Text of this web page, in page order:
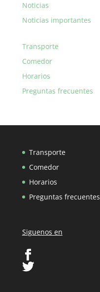
Noticias
Noticias importantes
Transporte
Comedor
Horarios
Preguntas frecuentes
Transporte
Comedor
Horarios
Preguntas frecuentes
Siguenos en